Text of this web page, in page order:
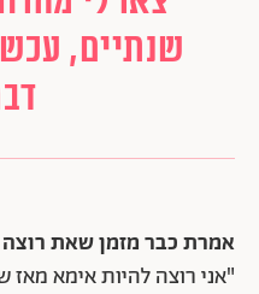
שנתיים,
אמרת כבר מזמן שאת רוצה